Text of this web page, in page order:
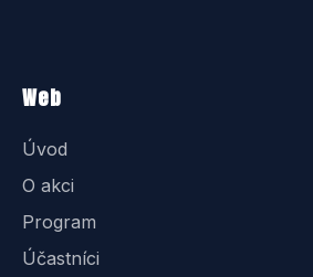
Web
Úvod
O akci
Program
Účastníci